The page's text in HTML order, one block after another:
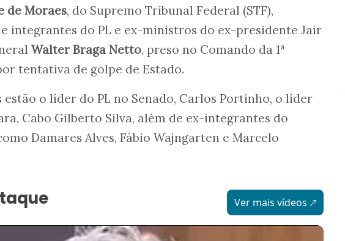
de Moraes, do Supremo Tribunal Federal (STF),
integrantes do PL e ex-ministros do ex-presidente Jair
Walter Braga Netto, preso no Comando da 1ª
tentativa de golpe de Estado.
o líder do PL no Senado, Carlos Portinho, o líder
Cabo Gilberto Silva, além de ex-integrantes do
Damares Alves, Fábio Wajngarten e Marcelo
Ver mais vídeos